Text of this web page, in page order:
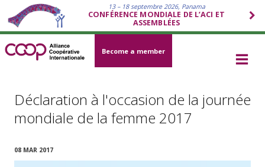
13 – 18 septembre 2026, Panama
CONFÉRENCE MONDIALE DE L’ACI ET
ASSEMBLÉES
Become a member
Déclaration à l'occasion de la journée
mondiale de la femme 2017
08 MAR 2017